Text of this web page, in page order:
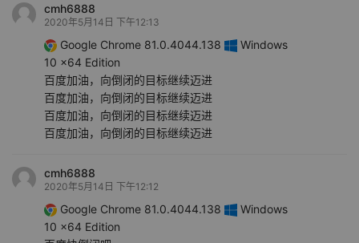
cmh6888
2020年5月14日 下午12:13
Google Chrome 81.0.4044.138
Windows
10 x64 Edition
百度加油，向倒闭的目标继续迈进
百度加油，向倒闭的目标继续迈进
百度加油，向倒闭的目标继续迈进
百度加油，向倒闭的目标继续迈进
cmh6888
2020年5月14日 下午12:12
Google Chrome 81.0.4044.138
Windows
10 x64 Edition